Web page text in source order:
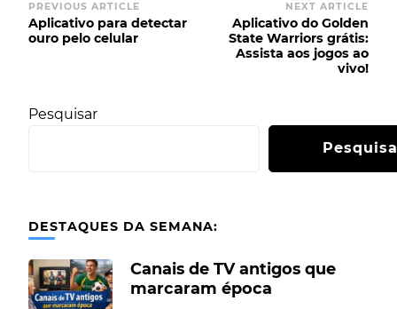
PREVIOUS ARTICLE
Aplicativo para detectar
ouro pelo celular
NEXT ARTICLE
Aplicativo do Golden
State Warriors grátis:
Assista aos jogos ao
vivo!
Pesquisar
DESTAQUES DA SEMANA:
Canais de TV antigos que
marcaram época